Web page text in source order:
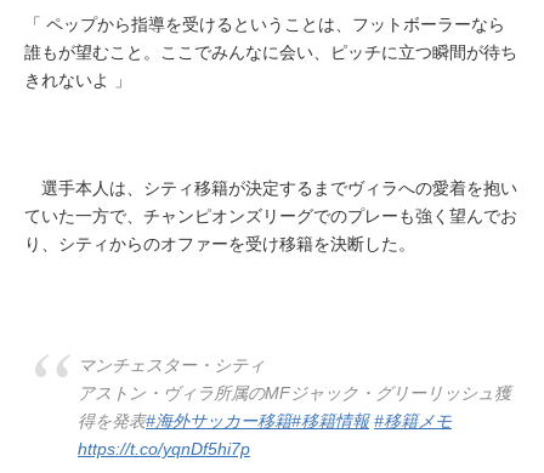
「 ペップから指導を受けるということは、フットボーラーなら
誰もが望むこと。ここでみんなに会い、ピッチに立つ瞬間が待ち
きれないよ 」
選手本人は、シティ移籍が決定するまでヴィラへの愛着を抱い
ていた一方で、チャンピオンズリーグでのプレーも強く望んでお
り、シティからのオファーを受け移籍を決断した。
マンチェスター・シティ
アストン・ヴィラ所属のMFジャック・グリーリッシュ獲
得を発表#海外サッカー移籍#移籍情報 #移籍メモ
https://t.co/yqnDf5hi7p